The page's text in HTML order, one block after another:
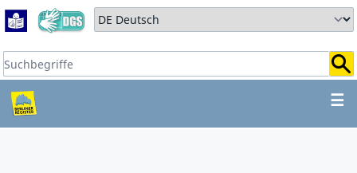
Zum Hauptbereich springen
Zum Hauptmenü springen
Sprache auswählen:
Suchbegriffe:
☰
ZUM HAUPTBEREICH